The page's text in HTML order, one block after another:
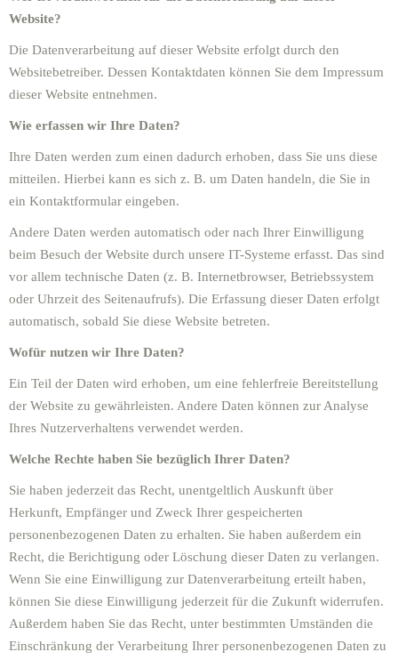
Website?
Die Datenverarbeitung auf dieser Website erfolgt durch den
Websitebetreiber. Dessen Kontaktdaten können Sie dem Impressum
dieser Website entnehmen.
Wie erfassen wir Ihre Daten?
Ihre Daten werden zum einen dadurch erhoben, dass Sie uns diese
mitteilen. Hierbei kann es sich z. B. um Daten handeln, die Sie in
ein Kontaktformular eingeben.
Andere Daten werden automatisch oder nach Ihrer Einwilligung
beim Besuch der Website durch unsere IT-Systeme erfasst. Das sind
vor allem technische Daten (z. B. Internetbrowser, Betriebssystem
oder Uhrzeit des Seitenaufrufs). Die Erfassung dieser Daten erfolgt
automatisch, sobald Sie diese Website betreten.
Wofür nutzen wir Ihre Daten?
Ein Teil der Daten wird erhoben, um eine fehlerfreie Bereitstellung
der Website zu gewährleisten. Andere Daten können zur Analyse
Ihres Nutzerverhaltens verwendet werden.
Welche Rechte haben Sie bezüglich Ihrer Daten?
Sie haben jederzeit das Recht, unentgeltlich Auskunft über
Herkunft, Empfänger und Zweck Ihrer gespeicherten
personenbezogenen Daten zu erhalten. Sie haben außerdem ein
Recht, die Berichtigung oder Löschung dieser Daten zu verlangen.
Wenn Sie eine Einwilligung zur Datenverarbeitung erteilt haben,
können Sie diese Einwilligung jederzeit für die Zukunft widerrufen.
Außerdem haben Sie das Recht, unter bestimmten Umständen die
Einschränkung der Verarbeitung Ihrer personenbezogenen Daten zu